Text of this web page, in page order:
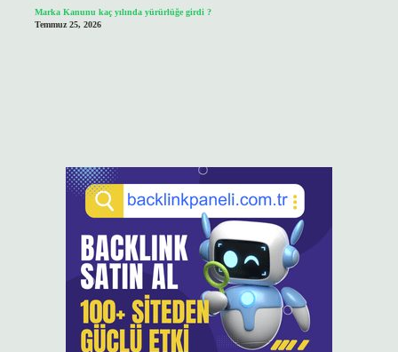
Marka Kanunu kaç yılında yürürlüğe girdi ?
Temmuz 25, 2026